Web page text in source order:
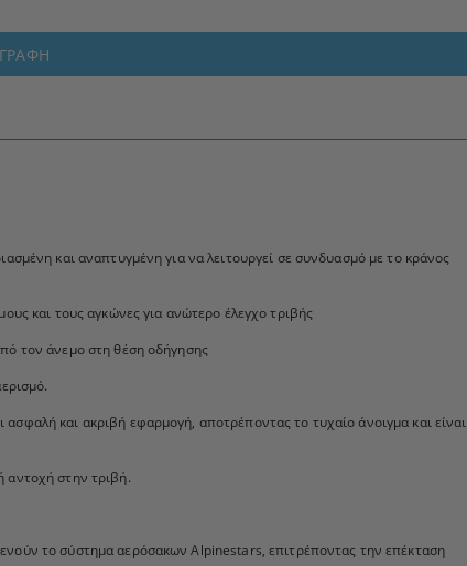
και αναπτυγμένη για να λειτουργεί σε συνδυασμό με το κράνος
και τους αγκώνες για ανώτερο έλεγχο τριβής
τον άνεμο στη θέση οδήγησης
και ακριβή εφαρμογή, αποτρέποντας το τυχαίο άνοιγμα και είναι
αντοχή στην τριβή.
το σύστημα αερόσακων Alpinestars, επιτρέποντας την επέκταση